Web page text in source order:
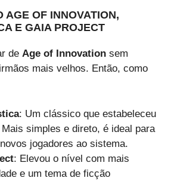
AGE OF INNOVATION,
E GAIA PROJECT
de Age of Innovation sem
mais velhos. Então, como
: Um clássico que estabeleceu
simples e direto, é ideal para
jogadores ao sistema.
: Elevou o nível com mais
e um tema de ficção